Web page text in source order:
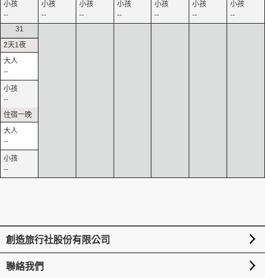
-- -- -- -- -- --
--
31
--
--
--
--
創造旅行社股份有限公司
聯絡我們